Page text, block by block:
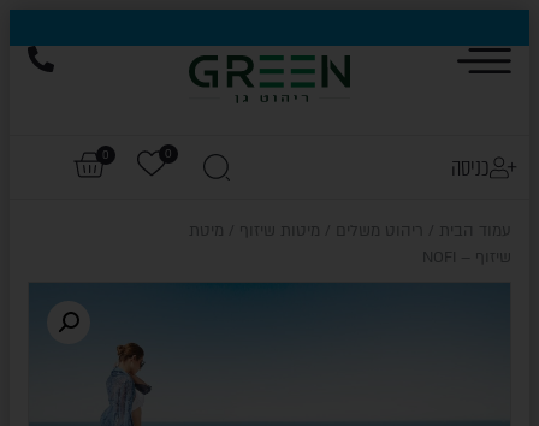
כניסה 0
0
עמוד הבית ריהוט משלים מיטות שיזוף / מיטת
שיזוף – NOFI